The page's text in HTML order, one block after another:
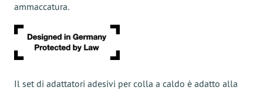
ammaccatura.
Il set di adattatori adesivi per colla a caldo è adatto alla